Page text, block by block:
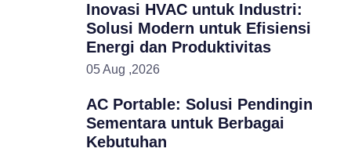
Inovasi HVAC untuk Industri:
Solusi Modern untuk Efisiensi
Energi dan Produktivitas
05 Aug ,2026
AC Portable: Solusi Pendingin
Sementara untuk Berbagai
Kebutuhan